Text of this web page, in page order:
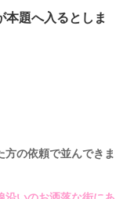
本題へ入るとしま
の依頼で並んできま